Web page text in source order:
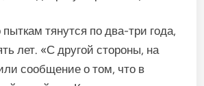
тянутся по два-три года,
лет. «С другой стороны, на
сообщение о том, что в